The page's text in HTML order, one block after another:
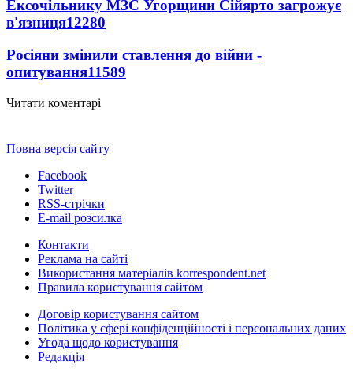
Ексочільнику МЗС Угорщини Сійярто загрожує
в'язниця12280
Росіяни змінили ставлення до війни -
опитування11589
Читати коментарі
Повна версія сайту
Facebook
Twitter
RSS-стрічки
E-mail розсилка
Контакти
Реклама на сайті
Використання матеріалів korrespondent.net
Правила користування сайтом
Договір користування сайтом
Політика у сфері конфіденційності і персональних даних
Угода щодо користування
Редакція